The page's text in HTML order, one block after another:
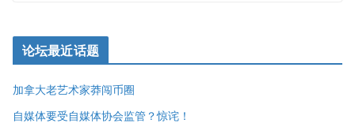
论坛最近话题
加拿大老艺术家莽闯币圈
自媒体要受自媒体协会监管？惊诧！